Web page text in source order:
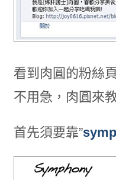
看到肉圓的粉絲
不用急，肉圓來
首先須要靠”